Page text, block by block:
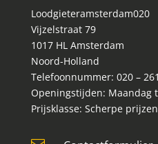
Loodgieteramsterdam020
Vijzelstraat 79
1017 HL Amsterdam
Noord-Holland
Telefoonnummer: 020 –
Openingstijden: Maandag
Prijsklasse: Scherpe prijzen